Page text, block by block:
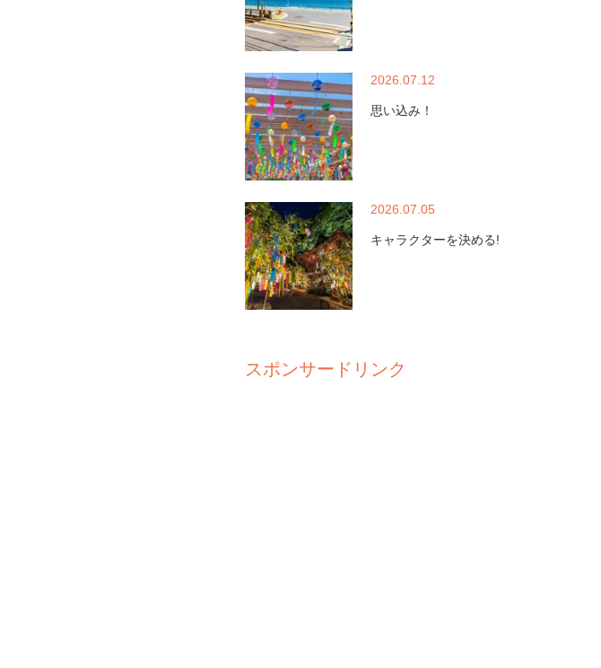
2026.07.12
思い込み！
2026.07.05
キャラクターを決める!
スポンサードリンク